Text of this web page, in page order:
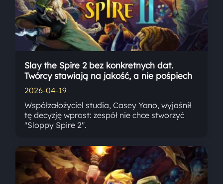
Slay the Spire 2 bez konkretnych dat.
Twórcy stawiają na jakość, a nie pośpiech
2026-04-19
Współzałożyciel studia, Casey Yano, wyjaśnił
tę decyzję wprost: zespół nie chce stworzyć
"Sloppy Spire 2".